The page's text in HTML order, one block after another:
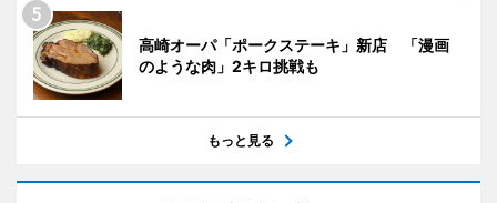
高崎オーパ「ポークステーキ」新店 「漫画
のような肉」2キロ挑戦も
もっと見る